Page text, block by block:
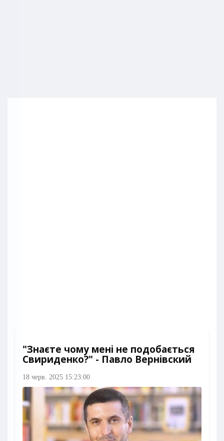
"Знаєте чому мені не подобається
Свириденко?" - Павло Вернівский
18 черв. 2025 15:23:00